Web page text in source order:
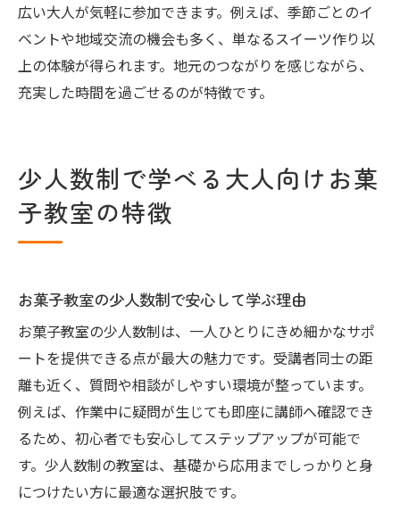
広い大人が気軽に参加できます。例えば、季節ごとのイ
ベントや地域交流の機会も多く、単なるスイーツ作り以
上の体験が得られます。地元のつながりを感じながら、
充実した時間を過ごせるのが特徴です。
少人数制で学べる大人向けお菓
子教室の特徴
お菓子教室の少人数制で安心して学ぶ理由
お菓子教室の少人数制は、一人ひとりにきめ細かなサポ
ートを提供できる点が最大の魅力です。受講者同士の距
離も近く、質問や相談がしやすい環境が整っています。
例えば、作業中に疑問が生じても即座に講師へ確認でき
るため、初心者でも安心してステップアップが可能で
す。少人数制の教室は、基礎から応用までしっかりと身
につけたい方に最適な選択肢です。